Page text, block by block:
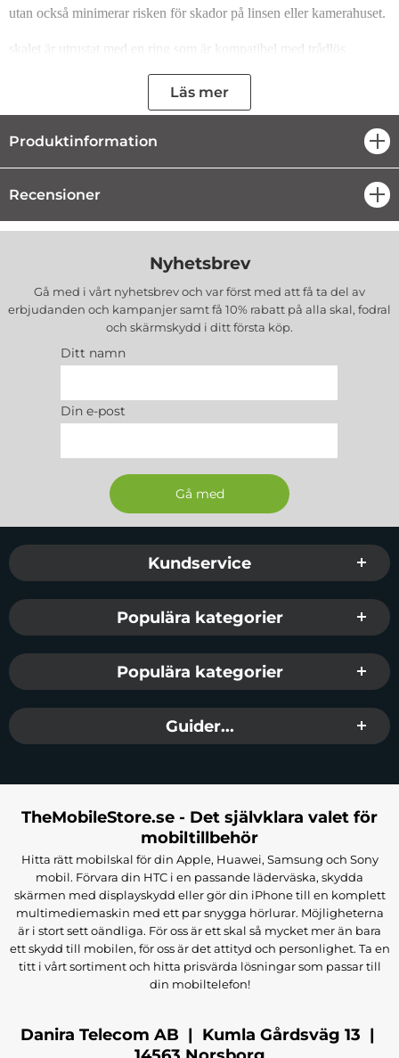
utan också minimerar risken för skador på linsen eller kamerahuset.
skalet är utrustat med en ring som är kompatibel med trådlös
och enkel anslutning till alla tillbehör med MagSafe-funktion.
Nedtonad och elegant design
Utrustad med knappskydd
Lätt att montera och demontera
Kitet innehåller:
1 x Tech-Protect MagEdge-Mobilskal
: 5906302372331
: iPhone 16 Pro Max
Läs mer
Produktinformation
Recensioner
Nyhetsbrev
Gå med i vårt nyhetsbrev och var först med att få ta del av
erbjudanden och kampanjer samt få 10% rabatt på alla skal, fodral
och skärmskydd i ditt första köp.
Ditt namn
Din e-post
Sidfot Blandad info och länkar
Kundservice
Populära kategorier
Populära kategorier
Guider...
TheMobileStore.se - Det självklara valet för
mobiltillbehör
Hitta rätt mobilskal för din Apple, Huawei, Samsung och Sony
mobil. Förvara din HTC i en passande läderväska, skydda
skärmen med displayskydd eller gör din iPhone till en komplett
multimediemaskin med ett par snygga hörlurar. Möjligheterna
är i stort sett oändliga. För oss är ett skal så mycket mer än bara
ett skydd till mobilen, för oss är det attityd och personlighet. Ta en
titt i vårt sortiment och hitta prisvärda lösningar som passar till
din mobiltelefon!
Danira Telecom AB | Kumla Gårdsväg 13 |